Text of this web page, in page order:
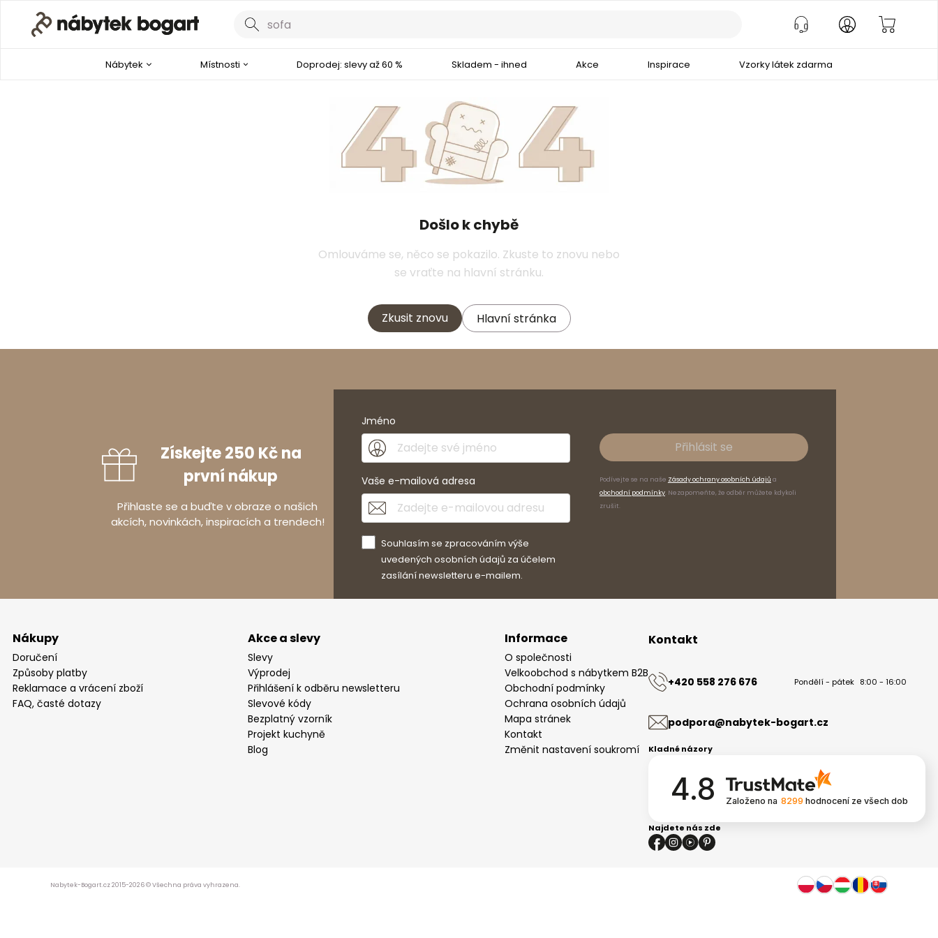
Nábytek Místnosti Doprodej: slevy až 60 % Skladem - ihned Akce Inspirace Vzorky látek zdarma
Došlo k chybě
Omlouváme se, něco se pokazilo. Zkuste to znovu nebo
se vraťte na hlavní stránku.
Zkusit znovu Hlavní stránka
Získejte 250 Kč na
první nákup
Přihlaste se a buďte v obraze o našich
akcích, novinkách, inspiracích a trendech!
Jméno
Vaše e-mailová adresa
Souhlasím se zpracováním výše
uvedených osobních údajů za účelem
zasílání newsletteru e-mailem.
Přihlásit se
Podívejte se na naše Zásady ochrany osobních údajů a
obchodní podmínky. Nezapomeňte, že odběr můžete kdykoli
zrušit.
Nákupy
Doručení
Způsoby platby
Reklamace a vrácení zboží
FAQ, časté dotazy
Akce a slevy
Slevy
Výprodej
Přihlášení k odběru newsletteru
Slevové kódy
Bezplatný vzorník
Projekt kuchyně
Blog
Informace
O společnosti
Velkoobchod s nábytkem B2B
Obchodní podmínky
Ochrana osobních údajů
Mapa stránek
Kontakt
Změnit nastavení soukromí
Kontakt
+420 558 276 676 Pondělí - pátek 8:00 - 16:00
podpora@nabytek-bogart.cz
Kladné názory
4.8 Založeno na 8299 hodnocení ze všech dob
Najdete nás zde
Nabytek-Bogart.cz 2015-2026 © Všechna práva vyhrazena.